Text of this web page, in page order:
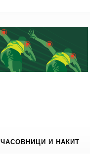
ЧАСОВНИЦИ И НАКИТ